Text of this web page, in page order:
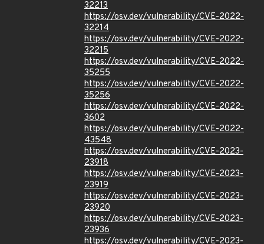
32213
https://osv.dev/vulnerability/CVE-2022-
32214
https://osv.dev/vulnerability/CVE-2022-
32215
https://osv.dev/vulnerability/CVE-2022-
35255
https://osv.dev/vulnerability/CVE-2022-
35256
https://osv.dev/vulnerability/CVE-2022-
3602
https://osv.dev/vulnerability/CVE-2022-
43548
https://osv.dev/vulnerability/CVE-2023-
23918
https://osv.dev/vulnerability/CVE-2023-
23919
https://osv.dev/vulnerability/CVE-2023-
23920
https://osv.dev/vulnerability/CVE-2023-
23936
https://osv.dev/vulnerability/CVE-2023-